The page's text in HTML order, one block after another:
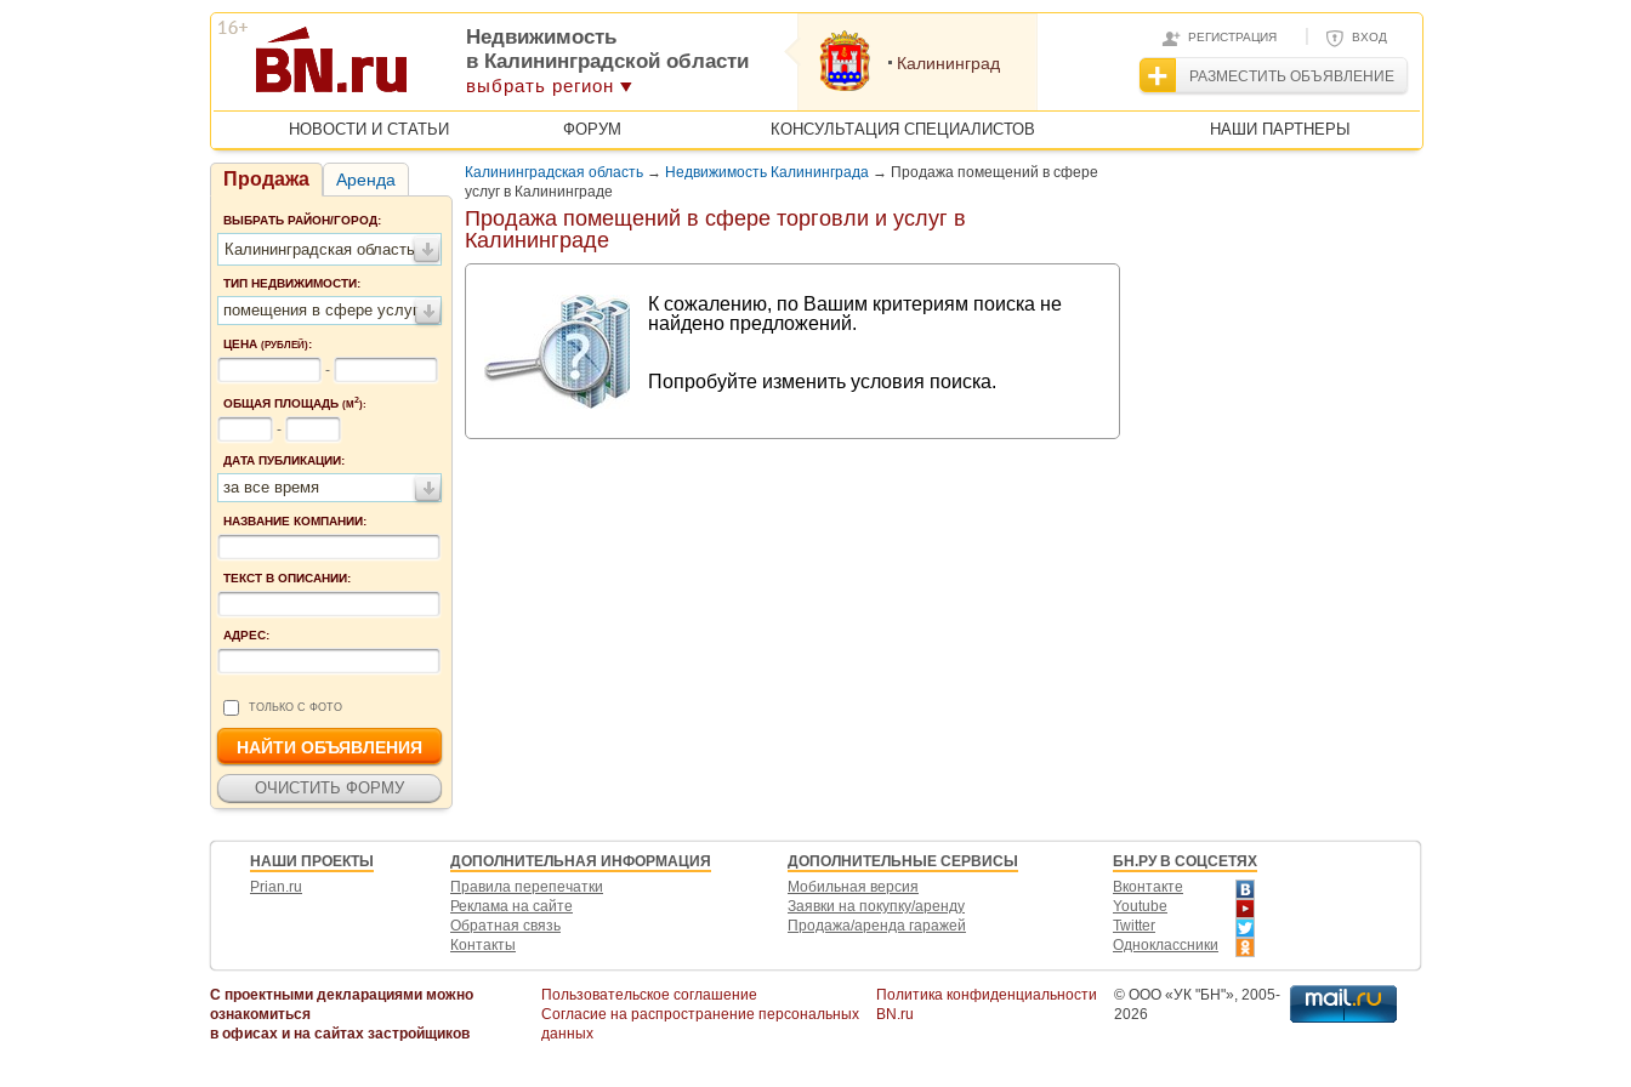
РЕГИСТРАЦИЯ | ВХОД
РАЗМЕСТИТЬ ОБЪЯВЛЕНИЕ
Недвижимость
в Калининградской области
выбрать регион
Калининград
НОВОСТИ И СТАТЬИ ФОРУМ КОНСУЛЬТАЦИЯ СПЕЦИАЛИСТОВ НАШИ ПАРТНЕРЫ
Продажа Аренда
ВЫБРАТЬ РАЙОН/ГОРОД:
Калининградская область
ТИП НЕДВИЖИМОСТИ:
помещения в сфере услуг
ЦЕНА (РУБЛЕЙ):
-
ОБЩАЯ ПЛОЩАДЬ (М2):
-
ДАТА ПУБЛИКАЦИИ:
за все время
НАЗВАНИЕ КОМПАНИИ:
ТЕКСТ В ОПИСАНИИ:
АДРЕС:
ТОЛЬКО С ФОТО
Калининградская область → Недвижимость Калининграда → Продажа помещений в сфере
услуг в Калининграде
Продажа помещений в сфере торговли и услуг в
Калининграде
К сожалению, по Вашим критериям поиска не
найдено предложений.
Попробуйте изменить условия поиска.
НАШИ ПРОЕКТЫ
Prian.ru
ДОПОЛНИТЕЛЬНАЯ ИНФОРМАЦИЯ
Правила перепечатки
Реклама на сайте
Обратная связь
Контакты
ДОПОЛНИТЕЛЬНЫЕ СЕРВИСЫ
Мобильная версия
Заявки на покупку/аренду
Продажа/аренда гаражей
БН.РУ В СОЦСЕТЯХ
Вконтакте
Youtube
Twitter
Одноклассники
С проектными декларациями можно
ознакомиться
в офисах и на сайтах застройщиков
Пользовательское соглашение
Согласие на распространение персональных
данных
Политика конфиденциальности
BN.ru
© ООО «УК "БН"» , 2005-
2026